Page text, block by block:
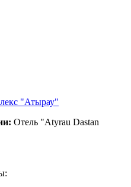
"Атырау"
Отель "Atyrau Dastan